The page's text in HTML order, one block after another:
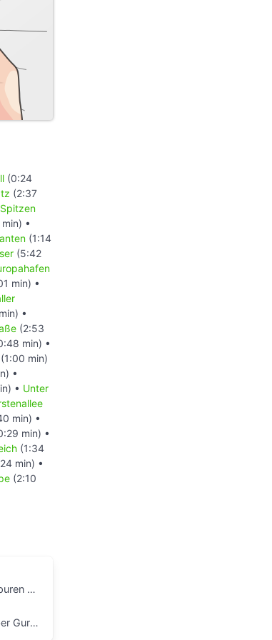
2015,
2015,
19:23
5.
5.
(0:24
(2:37
Spitzen
•
(1:14
(5:42
min) •
•
(2:53
min) •
(1:00 min)
•
• Unter
min) •
min) •
(1:34
min) •
(2:10
Namensgeberin
des Stahlwerks